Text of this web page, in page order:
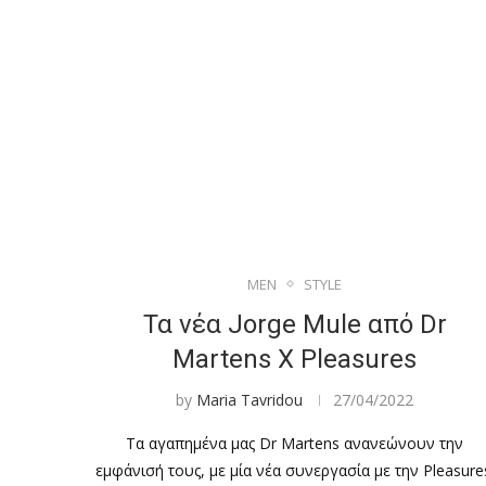
MEN STYLE
Τα νέα Jorge Mule από Dr
Martens X Pleasures
by Maria Tavridou 27/04/2022
Τα αγαπημένα μας Dr Martens ανανεώνουν την
εμφάνισή τους, με μία νέα συνεργασία με την